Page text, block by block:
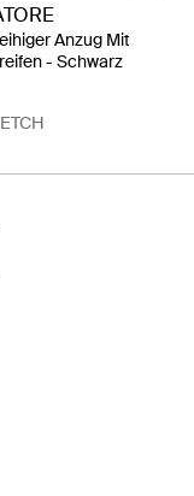
Anzug Mit
- Schwarz